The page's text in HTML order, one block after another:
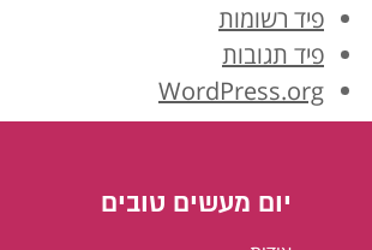
פיד רשומות
פיד תגובות
WordPress.org
יום מעשים טובים